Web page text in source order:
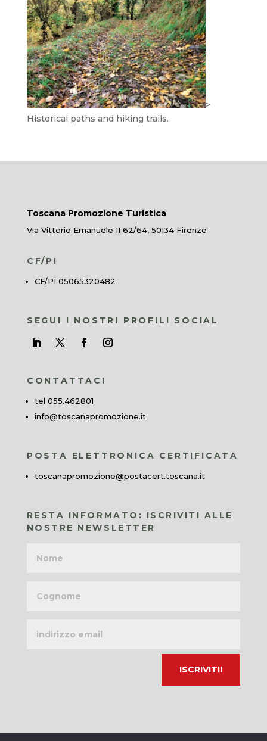
Historical paths and hiking trails.
>
Toscana Promozione Turistica
Via Vittorio Emanuele II 62/64, 50134 Firenze
CF/PI
CF/PI 05065320482
SEGUI I NOSTRI PROFILI SOCIAL
CONTATTACI
tel 055.462801
info@toscanapromozione.it
POSTA ELETTRONICA CERTIFICATA
toscanapromozione@postacert.toscana.it
RESTA INFORMATO: ISCRIVITI ALLE
NOSTRE NEWSLETTER
email